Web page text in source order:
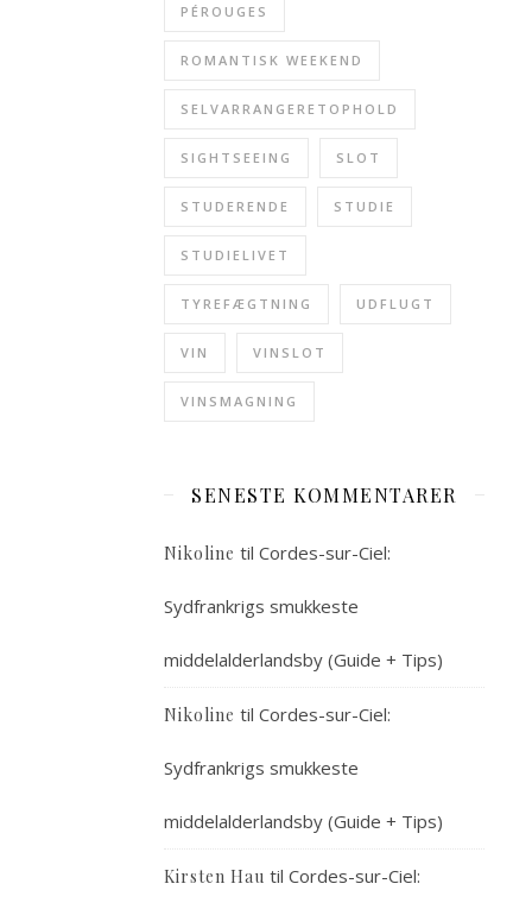
PÉROUGES
ROMANTISK WEEKEND
SELVARRANGERETOPHOLD
SIGHTSEEING SLOT
STUDERENDE STUDIE
STUDIELIVET
TYREFÆGTNING UDFLUGT
VIN VINSLOT
VINSMAGNING
SENESTE KOMMENTARER
Nikoline til Cordes-sur-Ciel:
Sydfrankrigs smukkeste
middelalderlandsby (Guide + Tips)
Nikoline til Cordes-sur-Ciel:
Sydfrankrigs smukkeste
middelalderlandsby (Guide + Tips)
Kirsten Hau til Cordes-sur-Ciel: